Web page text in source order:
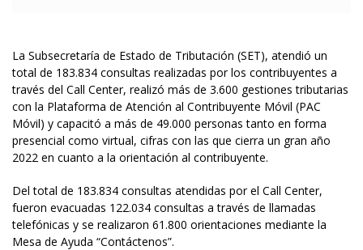
La Subsecretaría de Estado de Tributación (SET), atendió un
total de 183.834 consultas realizadas por los contribuyentes a
través del Call Center, realizó más de 3.600 gestiones tributarias
con la Plataforma de Atención al Contribuyente Móvil (PAC
Móvil) y capacitó a más de 49.000 personas tanto en forma
presencial como virtual, cifras con las que cierra un gran año
2022 en cuanto a la orientación al contribuyente.
Del total de 183.834 consultas atendidas por el Call Center,
fueron evacuadas 122.034 consultas a través de llamadas
telefónicas y se realizaron 61.800 orientaciones mediante la
Mesa de Ayuda “Contáctenos”.